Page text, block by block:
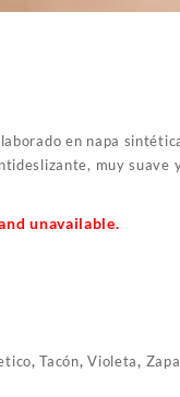
en napa
muy suave
unavailable.
,Tacón,Violeta,